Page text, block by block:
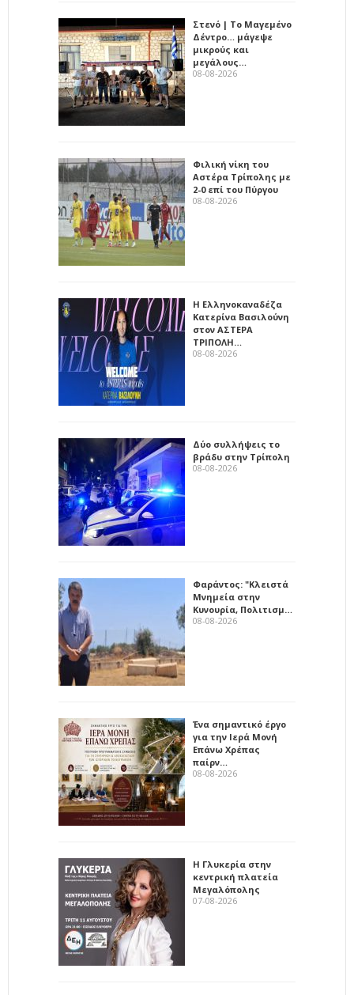
Στενό | Το Μαγεμένο
Δέντρο… μάγεψε
μικρούς και
μεγάλους…
08-08-2026
Φιλική νίκη του
Αστέρα Τρίπολης με
2-0 επί του Πύργου
08-08-2026
Η Ελληνοκαναδέζα
Κατερίνα Βασιλούνη
στον ΑΣΤΕΡΑ
ΤΡΙΠΟΛΗ…
08-08-2026
Δύο συλλήψεις το
βράδυ στην Τρίπολη
08-08-2026
Φαράντος: "Κλειστά
Μνημεία στην
Κυνουρία, Πολιτισμ…
08-08-2026
Ένα σημαντικό έργο
για την Ιερά Μονή
Επάνω Χρέπας
παίρν…
08-08-2026
Η Γλυκερία στην
κεντρική πλατεία
Μεγαλόπολης
07-08-2026